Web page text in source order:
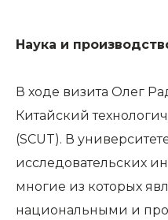
Наука и
В ходе визита Олег
Китайский
(SCUT). В
исследовательских
многие из которых
национальными и